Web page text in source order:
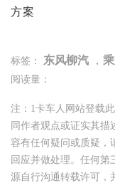
方案
标签： 东风柳汽 ，
阅读量：
注：1卡车人网站登载
同作者观点或证实其
容有任何疑问或质疑，
回应并做处理。任何第
源自行沟通转载许可，